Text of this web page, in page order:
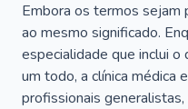
Embora os termos sejam
ao mesmo significado.
especialidade que inclui
um todo, a clínica médica
profissionais